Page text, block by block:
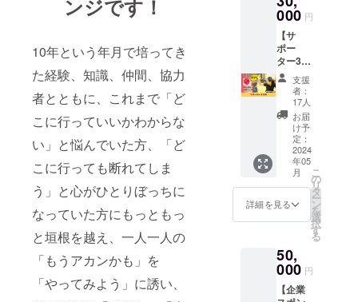
ンジです！
10年という年月で培ってき
た経験、知識、仲間、協力
者とともに、これまで「ど
こに行っていいかわからな
い」と悩んでいた方、「ど
こに行っても断れてしま
う」と心がひとりぼっちに
なっていた方にもっともっ
と垣根を越え、一人一人の
「もうアカンかも」を
「やってみよう」に誘い、
でご負
担くだ
さい。
せ、大
歓迎で
す！
表・
佐々木
阿悠佳
から熱
いお礼
状をお
送りさ
せてい
ただき
ます。
なお、
支援時
に上乗
せ支援
が可能
です。
せ、大
歓迎で
す！
000 円
【サ
ポー
ター3万
円】 こ
のプロ
ジェク
トをた
だただ
応援し
たい人
向けの
リター
ンで
す。 コ
ンディ
ショニ
ボ代
表・
佐々木
阿悠佳
支援
者：
17人
お届
け予
定：
2024
年05
月
詳細を見る
こ
の
リ
タ
ー
ン
を
選
択
す
る
50,
000 円
【企業